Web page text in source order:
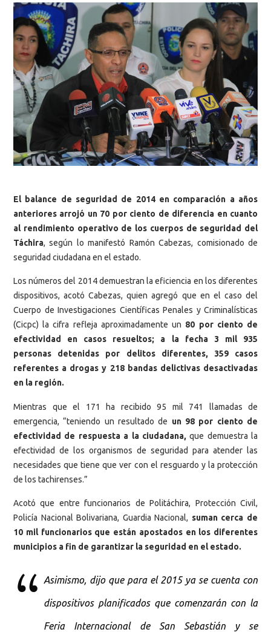
El balance de seguridad de 2014 en comparación a años
anteriores arrojó un 70 por ciento de diferencia en cuanto
al rendimiento operativo de los cuerpos de seguridad del
Táchira, según lo manifestó Ramón Cabezas, comisionado de
seguridad ciudadana en el estado.
Los números del 2014 demuestran la eficiencia en los diferentes
dispositivos, acotó Cabezas, quien agregó que en el caso del
Cuerpo de Investigaciones Científicas Penales y Criminalísticas
(Cicpc) la cifra refleja aproximadamente un 80 por ciento de
efectividad en casos resueltos; a la fecha 3 mil 935
personas detenidas por delitos diferentes, 359 casos
referentes a drogas y 218 bandas delictivas desactivadas
en la región.
Mientras que el 171 ha recibido 95 mil 741 llamadas de
emergencia, “teniendo un resultado de un 98 por ciento de
efectividad de respuesta a la ciudadana, que demuestra la
efectividad de los organismos de seguridad para atender las
necesidades que tiene que ver con el resguardo y la protección
de los tachirenses.”
Acotó que entre funcionarios de Politáchira, Protección Civil,
Policía Nacional Bolivariana, Guardia Nacional, suman cerca de
10 mil funcionarios que están apostados en los diferentes
municipios a fin de garantizar la seguridad en el estado.
Asimismo, dijo que para el 2015 ya se cuenta con
dispositivos planificados que comenzarán con la
Feria Internacional de San Sebastián y se